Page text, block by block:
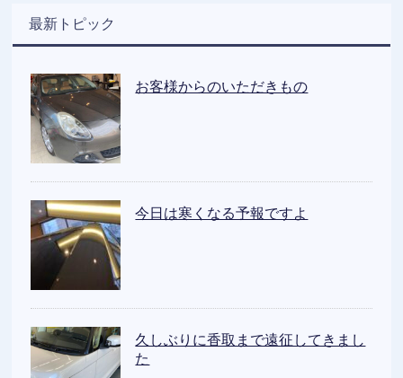
最新トピック
お客様からのいただきもの
今日は寒くなる予報ですよ
久しぶりに香取まで遠征してきまし
た